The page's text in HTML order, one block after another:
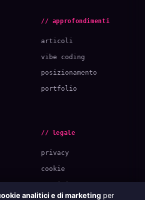
// approfondimenti
articoli
vibe coding
posizionamento
portfolio
// legale
privacy
cookie
termini
analitici e di marketing per